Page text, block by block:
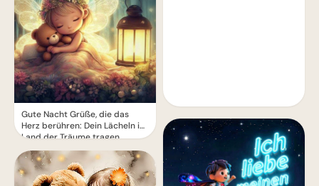
Gute Nacht Grüße, die das
Herz berühren: Dein Lächeln ins
Land der Träume tragen.